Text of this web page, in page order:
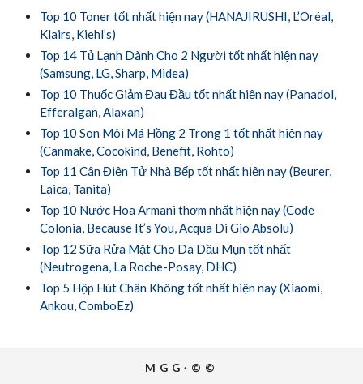
Top 10 Toner tốt nhất hiện nay (HANAJIRUSHI, L’Oréal,
Klairs, Kiehl’s)
Top 14 Tủ Lạnh Dành Cho 2 Người tốt nhất hiện nay
(Samsung, LG, Sharp, Midea)
Top 10 Thuốc Giảm Đau Đầu tốt nhất hiện nay (Panadol,
Efferalgan, Alaxan)
Top 10 Son Môi Má Hồng 2 Trong 1 tốt nhất hiện nay
(Canmake, Cocokind, Benefit, Rohto)
Top 11 Cân Điện Tử Nhà Bếp tốt nhất hiện nay (Beurer,
Laica, Tanita)
Top 10 Nước Hoa Armani thơm nhất hiện nay (Code
Colonia, Because It’s You, Acqua Di Gio Absolu)
Top 12 Sữa Rửa Mặt Cho Da Dầu Mụn tốt nhất
(Neutrogena, La Roche-Posay, DHC)
Top 5 Hộp Hút Chân Không tốt nhất hiện nay (Xiaomi,
Ankou, ComboEz)
MGG·©©